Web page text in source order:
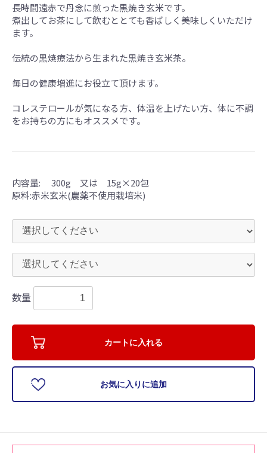
長時間遠赤で丹念に煎った黒焼き玄米です。
煮出してお茶にして飲むととても香ばしく美味しくいただけ
ます。
伝統の黒焼療法から生まれた黒焼き玄米茶。
毎日の健康増進にお役立て頂けます。
コレステロールが気になる方、体温を上げたい方、体に不調
をお持ちの方にもオススメです。
内容量: 300g 又は 15g×20包
原料:赤米玄米(農薬不使用栽培米)
数量
カートに入れる
お買い物を続ける
お気に入りに追加